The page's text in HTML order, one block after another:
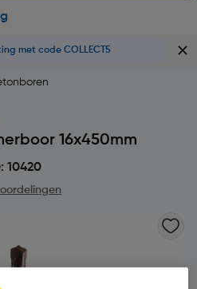
met code COLLECT5
16x450mm
10420